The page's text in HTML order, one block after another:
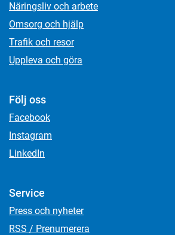
Näringsliv och arbete
Omsorg och hjälp
Trafik och resor
Uppleva och göra
Följ oss
Facebook
Instagram
LinkedIn
Service
Press och nyheter
RSS / Prenumerera